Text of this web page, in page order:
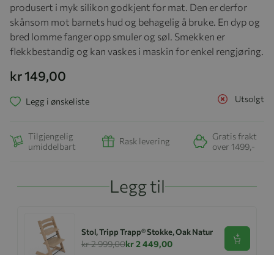
produsert i myk silikon godkjent for mat. Den er derfor
skånsom mot barnets hud og behagelig å bruke. En dyp og
bred lomme fanger opp smuler og søl. Smekken er
flekkbestandig og kan vaskes i maskin for enkel rengjøring.
kr 149,00
Utsolgt
Legg i ønskeliste
Tilgjengelig
umiddelbart
Rask levering
Gratis frakt
over 1499,-
Legg til
Stol, Tripp Trapp® Stokke, Oak Natur
kr 2 999,00kr 2 449,00 Se